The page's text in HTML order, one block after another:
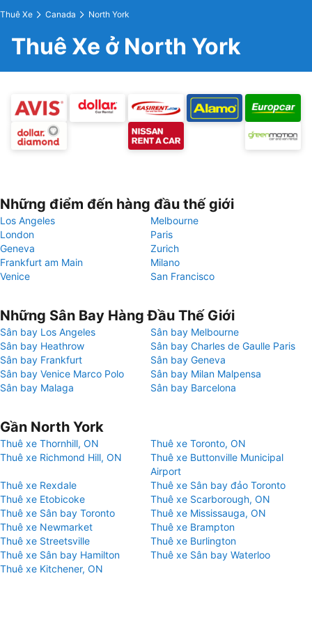
Thuê Xe Canada North York
Thuê Xe ở North York
Những điểm đến hàng đầu thế giới
Los Angeles
Melbourne
London
Paris
Geneva
Zurich
Frankfurt am Main
Milano
Venice
San Francisco
Những Sân Bay Hàng Đầu Thế Giới
Sân bay Los Angeles
Sân bay Melbourne
Sân bay Heathrow
Sân bay Charles de Gaulle Paris
Sân bay Frankfurt
Sân bay Geneva
Sân bay Venice Marco Polo
Sân bay Milan Malpensa
Sân bay Malaga
Sân bay Barcelona
Gần North York
Thuê xe Thornhill, ON
Thuê xe Toronto, ON
Thuê xe Richmond Hill, ON
Thuê xe Buttonville Municipal
Airport
Thuê xe Rexdale
Thuê xe Sân bay đảo Toronto
Thuê xe Etobicoke
Thuê xe Scarborough, ON
Thuê xe Sân bay Toronto
Thuê xe Mississauga, ON
Thuê xe Newmarket
Thuê xe Brampton
Thuê xe Streetsville
Thuê xe Burlington
Thuê xe Sân bay Hamilton
Thuê xe Sân bay Waterloo
Thuê xe Kitchener, ON